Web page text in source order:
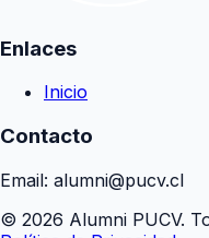
Enlaces
Inicio
Contacto
Email: alumni@pucv.cl
© 2026 Alumni PUCV.